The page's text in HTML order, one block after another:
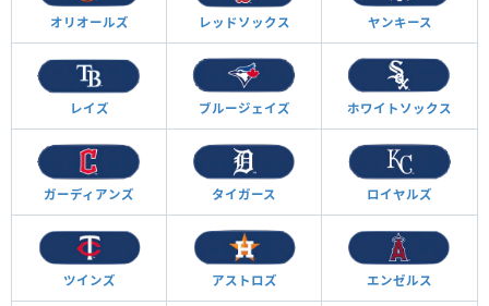
オリオールズ レッドソックス ヤンキース
レイズ ブルージェイズ ホワイトソックス
ガーディアンズ タイガース ロイヤルズ
ツインズ アストロズ エンゼルス